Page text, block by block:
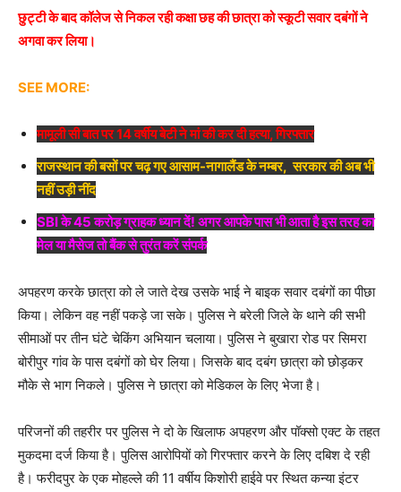
छुट्टी के बाद कॉलेज से निकल रही कक्षा छह की छात्रा को स्कूटी सवार दबंगों ने
अगवा कर लिया।
SEE MORE:
मामूली सी बात पर 14 वर्षीय बेटी ने मां की कर दी हत्या, गिरफ्तार
राजस्थान की बसों पर चढ़ गए आसाम-नागालैंड के नम्बर, सरकार की अब भी
नहीं उड़ी नींद
SBI के 45 करोड़ ग्राहक ध्यान दें! अगर आपके पास भी आता है इस तरह का
मेल या मैसेज तो बैंक से तुरंत करें संपर्क
अपहरण करके छात्रा को ले जाते देख उसके भाई ने बाइक सवार दबंगों का पीछा
किया। लेकिन वह नहीं पकड़े जा सके। पुलिस ने बरेली जिले के थाने की सभी
सीमाओं पर तीन घंटे चेकिंग अभियान चलाया। पुलिस ने बुखारा रोड पर सिमरा
बोरीपुर गांव के पास दबंगों को घेर लिया। जिसके बाद दबंग छात्रा को छोड़कर
मौके से भाग निकले। पुलिस ने छात्रा को मेडिकल के लिए भेजा है।
परिजनों की तहरीर पर पुलिस ने दो के खिलाफ अपहरण और पॉक्सो एक्ट के तहत
मुकदमा दर्ज किया है। पुलिस आरोपियों को गिरफ्तार करने के लिए दबिश दे रही
है। फरीदपुर के एक मोहल्ले की 11 वर्षीय किशोरी हाईवे पर स्थित कन्या इंटर